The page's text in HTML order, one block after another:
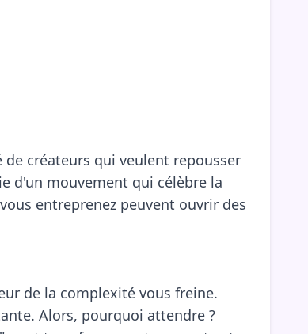
créateurs qui veulent repousser
d'un mouvement qui célèbre la
entreprenez peuvent ouvrir des
de la complexité vous freine.
Alors, pourquoi attendre ?